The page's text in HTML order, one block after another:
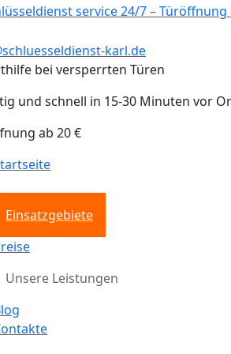
karl.de
bei versperrten Türen
und schnell in 15-30 Minuten vor
ab 20 €
Einsatzgebiete
Unsere Leistungen